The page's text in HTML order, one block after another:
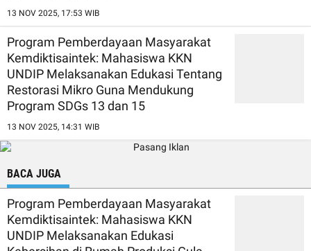
13 NOV 2025, 17:53 WIB
Program Pemberdayaan Masyarakat
Kemdiktisaintek: Mahasiswa KKN
UNDIP Melaksanakan Edukasi Tentang
Restorasi Mikro Guna Mendukung
Program SDGs 13 dan 15
13 NOV 2025, 14:31 WIB
BACA JUGA
Program Pemberdayaan Masyarakat
Kemdiktisaintek: Mahasiswa KKN
UNDIP Melaksanakan Edukasi